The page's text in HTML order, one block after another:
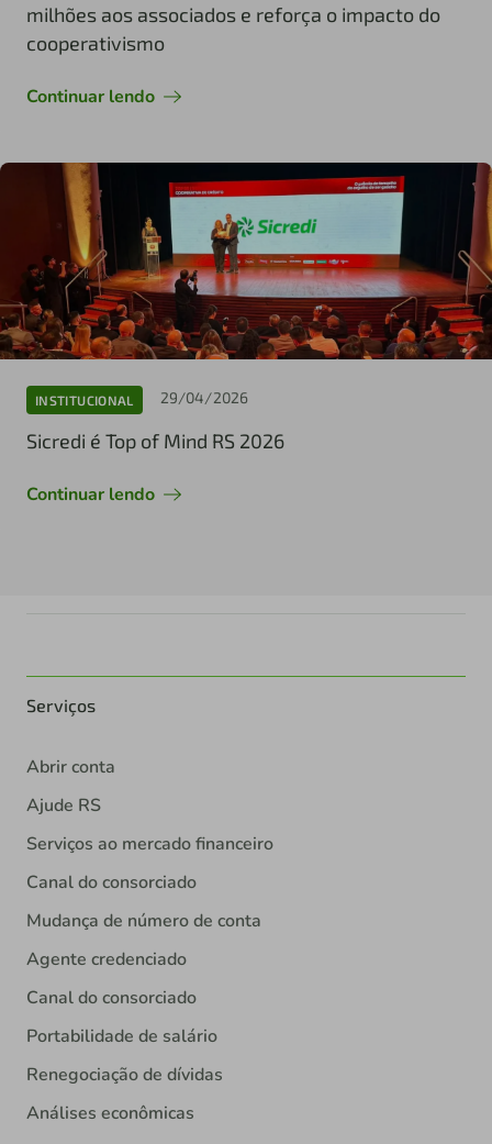
milhões aos associados e reforça o impacto do
cooperativismo
Continuar lendo
INSTITUCIONAL 29/04/2026
Sicredi é Top of Mind RS 2026
Continuar lendo
Serviços
Abrir conta
Ajude RS
Serviços ao mercado financeiro
Canal do consorciado
Mudança de número de conta
Agente credenciado
Canal do consorciado
Portabilidade de salário
Renegociação de dívidas
Análises econômicas